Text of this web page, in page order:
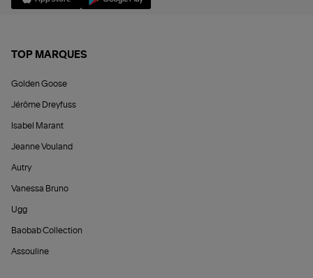
TOP MARQUES
Golden Goose
Jérôme Dreyfuss
Isabel Marant
Jeanne Vouland
Autry
Vanessa Bruno
Ugg
Baobab Collection
Assouline